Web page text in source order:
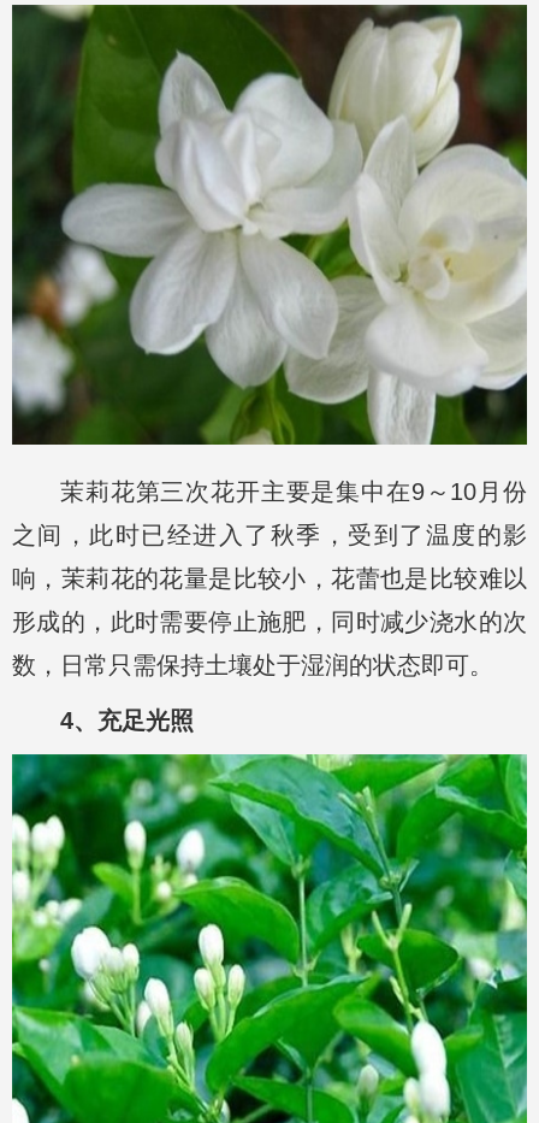
茉莉花第三次花开主要是集中在9～10月份
之间，此时已经进入了秋季，受到了温度的影
响，茉莉花的花量是比较小，花蕾也是比较难以
形成的，此时需要停止施肥，同时减少浇水的次
数，日常只需保持土壤处于湿润的状态即可。
4、充足光照